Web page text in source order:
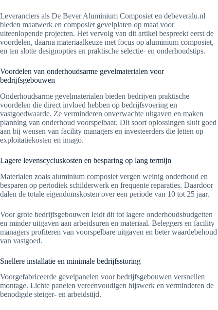
Leveranciers als De Bever Aluminium Composiet en debeveralu.nl
bieden maatwerk en composiet gevelplaten op maat voor
uiteenlopende projecten. Het vervolg van dit artikel bespreekt eerst de
voordelen, daarna materiaalkeuze met focus op aluminium composiet,
en ten slotte designopties en praktische selectie- en onderhoudstips.
Voordelen van onderhoudsarme gevelmaterialen voor
bedrijfsgebouwen
Onderhoudsarme gevelmaterialen bieden bedrijven praktische
voordelen die direct invloed hebben op bedrijfsvoering en
vastgoedwaarde. Ze verminderen onverwachte uitgaven en maken
planning van onderhoud voorspelbaar. Dit soort oplossingen sluit goed
aan bij wensen van facility managers en investeerders die letten op
exploitatiekosten en imago.
Lagere levenscycluskosten en besparing op lang termijn
Materialen zoals aluminium composiet vergen weinig onderhoud en
besparen op periodiek schilderwerk en frequente reparaties. Daardoor
dalen de totale eigendomskosten over een periode van 10 tot 25 jaar.
Voor grote bedrijfsgebouwen leidt dit tot lagere onderhoudsbudgetten
en minder uitgaven aan arbeidsuren en materiaal. Beleggers en facility
managers profiteren van voorspelbare uitgaven en beter waardebehoud
van vastgoed.
Snellere installatie en minimale bedrijfsstoring
Voorgefabriceerde gevelpanelen voor bedrijfsgebouwen versnellen
montage. Lichte panelen vereenvoudigen hijswerk en verminderen de
benodigde steiger- en arbeidstijd.